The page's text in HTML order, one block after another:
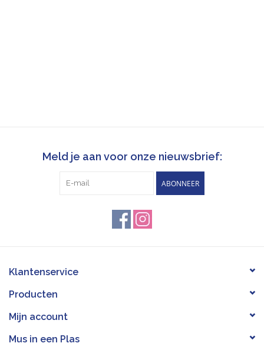
Meld je aan voor onze nieuwsbrief:
ABONNEER
Klantenservice
Producten
Mijn account
Mus in een Plas